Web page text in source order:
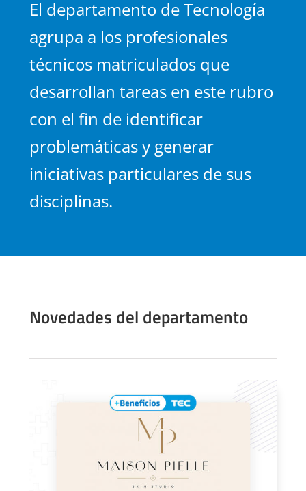
El departamento de Tecnología
agrupa a los profesionales
técnicos matriculados que
desarrollan tareas en este rubro
con el fin de identificar
problemáticas y generar
iniciativas particulares de sus
disciplinas.
Novedades del departamento